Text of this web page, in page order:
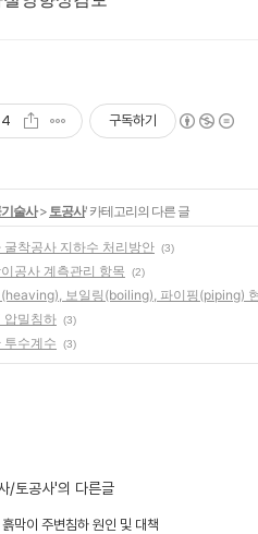
4 구독하기
술사> 토공사' 카테고리의 다른 글
굴착공사 지하수 처리방안 (3)
공사 계측관리 항목 (2)
보일링(boiling), 파이핑(piping)
압밀침하 (3)
투수계수 (3)
/토공사'의 다른글
흙막이 주변침하 원인 및 대책